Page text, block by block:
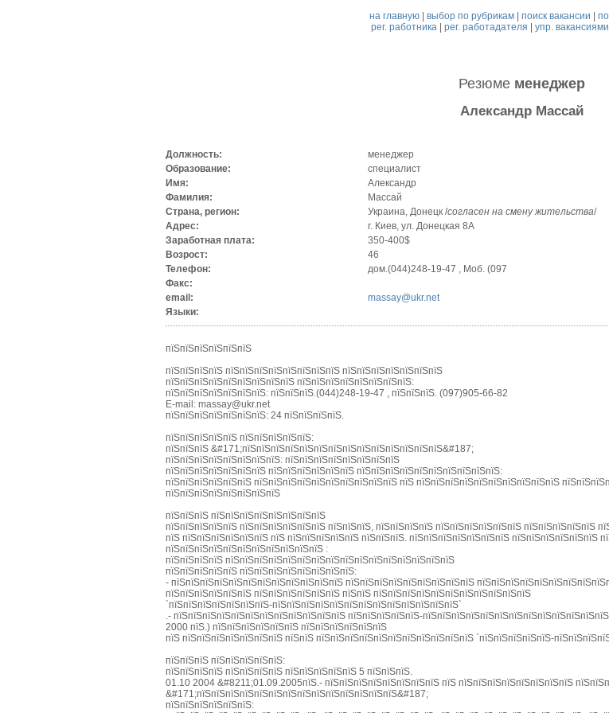
на главную| выбор по рубрикам| поиск вакансии
рег. работника |рег. работадателя |упр. вакансиями
Резюме менеджер
Александр Массай
Должность:
менеджер
Образование:
специалист
Имя:
Александр
Фамилия:
Массай
Страна, регион:
Украина, Донецк /согласен на смену жительства/
Адрес:
г. Киев, ул. Донецкая 8А
Заработная плата:
350-400$
Возрост:
46
Телефон:
дом.(044)248-19-47 , Моб. (097
Факс:
email:
massay@ukr.net
Языки:
пїЅпїЅпїЅпїЅпїЅпїЅ
пїЅпїЅпїЅпїЅ пїЅпїЅпїЅпїЅпїЅпїЅпїЅпїЅ пїЅпїЅпїЅпїЅпїЅпїЅпїЅ
пїЅпїЅпїЅпїЅпїЅпїЅпїЅпїЅпїЅ пїЅпїЅпїЅпїЅпїЅпїЅпїЅпїЅ:
пїЅпїЅпїЅпїЅпїЅпїЅпїЅ: пїЅпїЅпїЅ.(044)248-19-47 , пїЅпїЅпїЅ. (097)905-66-82
E-mail: massay@ukr.net
пїЅпїЅпїЅпїЅпїЅпїЅпїЅ: 24 пїЅпїЅпїЅпїЅ.
пїЅпїЅпїЅпїЅпїЅ пїЅпїЅпїЅпїЅпїЅ:
пїЅпїЅпїЅ &#171;пїЅпїЅпїЅпїЅпїЅпїЅпїЅпїЅпїЅпїЅпїЅпїЅпїЅпїЅ&#187;
пїЅпїЅпїЅпїЅпїЅпїЅпїЅпїЅ: пїЅпїЅпїЅпїЅпїЅпїЅпїЅпїЅ
пїЅпїЅпїЅпїЅпїЅпїЅпїЅ пїЅпїЅпїЅпїЅпїЅпїЅ пїЅпїЅпїЅпїЅпїЅпїЅпїЅпїЅпїЅпїЅ:
пїЅпїЅпїЅпїЅпїЅпїЅ пїЅпїЅпїЅпїЅпїЅпїЅпїЅпїЅпїЅпїЅ пїЅ пїЅпїЅпїЅпїЅпїЅпїЅпїЅпїЅпїЅпїЅ
пїЅпїЅпїЅпїЅпїЅпїЅпїЅпїЅ
пїЅпїЅпїЅ пїЅпїЅпїЅпїЅпїЅпїЅпїЅпїЅ
пїЅпїЅпїЅпїЅпїЅ пїЅпїЅпїЅпїЅпїЅпїЅ пїЅпїЅпїЅ, пїЅпїЅпїЅпїЅ пїЅпїЅпїЅпїЅпїЅпїЅ пїЅпїЅпїЅпїЅпїЅ
пїЅ пїЅпїЅпїЅпїЅпїЅпїЅ пїЅ пїЅпїЅпїЅпїЅпїЅ пїЅпїЅпїЅ. пїЅпїЅпїЅпїЅпїЅпїЅпїЅ пїЅпїЅпїЅпїЅпїЅпїЅ
пїЅпїЅпїЅпїЅпїЅпїЅпїЅпїЅпїЅпїЅпїЅ :
пїЅпїЅпїЅпїЅ пїЅпїЅпїЅпїЅпїЅпїЅпїЅпїЅпїЅпїЅпїЅпїЅпїЅпїЅпїЅпїЅ
пїЅпїЅпїЅпїЅпїЅ пїЅпїЅпїЅпїЅпїЅпїЅпїЅпїЅ:
- пїЅпїЅпїЅпїЅпїЅпїЅпїЅпїЅпїЅпїЅпїЅпїЅ пїЅпїЅпїЅпїЅпїЅпїЅпїЅпїЅпїЅ
пїЅпїЅпїЅпїЅпїЅпїЅ пїЅпїЅпїЅпїЅпїЅпїЅ пїЅпїЅ пїЅпїЅпїЅпїЅпїЅпїЅпїЅпїЅпїЅпїЅпїЅ
`пїЅпїЅпїЅпїЅпїЅпїЅпїЅ-пїЅпїЅпїЅпїЅпїЅпїЅпїЅпїЅпїЅпїЅпїЅпїЅпїЅ`
.- пїЅпїЅпїЅпїЅпїЅпїЅпїЅпїЅпїЅпїЅпїЅпїЅ пїЅпїЅпїЅпїЅпїЅ-
2000 пїЅ.) пїЅпїЅпїЅпїЅпїЅпїЅ пїЅпїЅпїЅпїЅпїЅпїЅ
пїЅ пїЅпїЅпїЅпїЅпїЅпїЅпїЅ пїЅпїЅ пїЅпїЅпїЅпїЅпїЅпїЅпїЅпїЅпїЅпїЅпїЅ `пїЅпїЅпїЅпїЅпїЅ-
пїЅпїЅпїЅ пїЅпїЅпїЅпїЅпїЅ:
пїЅпїЅпїЅпїЅ пїЅпїЅпїЅпїЅ пїЅпїЅпїЅпїЅпїЅ 5 пїЅпїЅпїЅ.
01.10 2004 &#8211;01.09.2005пїЅ.- пїЅпїЅпїЅпїЅпїЅпїЅпїЅпїЅ пїЅ пїЅпїЅпїЅпїЅпїЅпїЅпїЅпїЅ
&#171;пїЅпїЅпїЅпїЅпїЅпїЅпїЅпїЅпїЅпїЅпїЅпїЅпїЅпїЅ&#187;
пїЅпїЅпїЅпїЅпїЅпїЅ: